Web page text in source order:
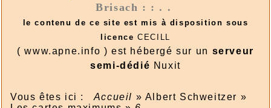
Brisach : : . .
le contenu de ce site est mis à disposition sous
licence CECILL
( www.apne.info ) est hébergé sur un serveur
semi-dédié Nuxit
Vous êtes ici : Accueil » Albert Schweitzer »